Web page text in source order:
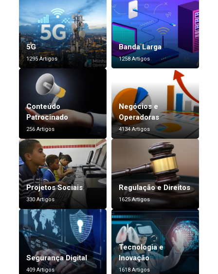
5G
1295 Artigos
Banda Larga
1258 Artigos
Conteúdo
Patrocinado
256 Artigos
Negócios e
Operadoras
4134 Artigos
Projetos Sociais
330 Artigos
Regulação e Direitos
1625 Artigos
Segurança Digital
409 Artigos
Tecnologia e
Inovação
1618 Artigos